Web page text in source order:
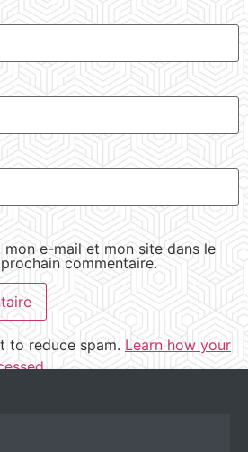
mon e-mail et mon site dans le
commentaire.
to reduce spam. Learn how your